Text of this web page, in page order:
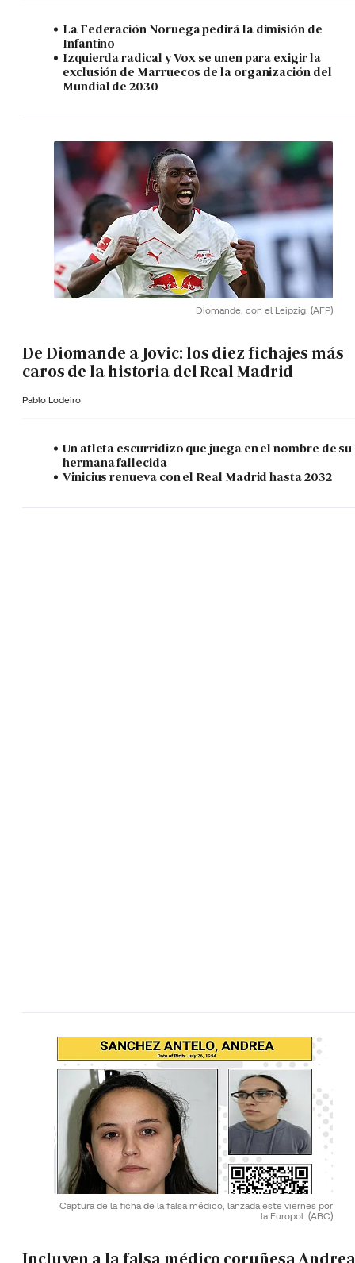
La Federación Noruega pedirá la dimisión de
Infantino
Izquierda radical y Vox se unen para exigir la
exclusión de Marruecos de la organización del
Mundial de 2030
Diomande, con el Leipzig. (AFP)
De Diomande a Jovic: los diez fichajes más
caros de la historia del Real Madrid
Pablo Lodeiro
Un atleta escurridizo que juega en el nombre de su
hermana fallecida
Vinicius renueva con el Real Madrid hasta 2032
Captura de la ficha de la falsa médico, lanzada este viernes por
la Europol. (ABC)
Incluyen a la falsa médico coruñesa Andrea